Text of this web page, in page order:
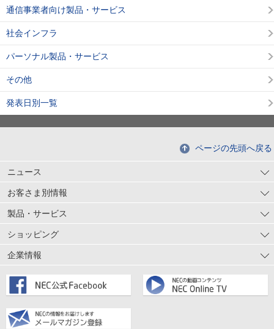
通信事業者向け製品・サービス
社会インフラ
パーソナル製品・サービス
その他
発表日別一覧
ページの先頭へ戻る
ニュース
お客さま別情報
製品・サービス
ショッピング
企業情報